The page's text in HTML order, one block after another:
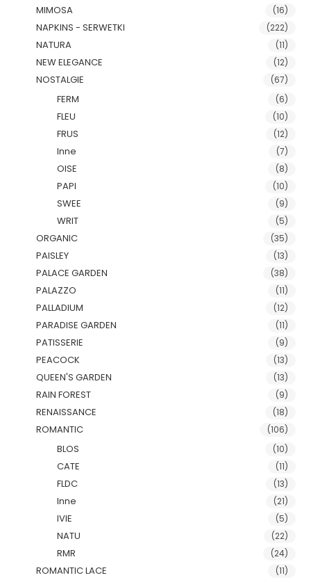
MIMOSA (16)
NAPKINS - SERWETKI (222)
NATURA (11)
NEW ELEGANCE (12)
NOSTALGIE (67)
FERM (6)
FLEU (10)
FRUS (12)
Inne (7)
OISE (8)
PAPI (10)
SWEE (9)
WRIT (5)
ORGANIC (35)
PAISLEY (13)
PALACE GARDEN (38)
PALAZZO (11)
PALLADIUM (12)
PARADISE GARDEN (11)
PATISSERIE (9)
PEACOCK (13)
QUEEN'S GARDEN (13)
RAIN FOREST (9)
RENAISSANCE (18)
ROMANTIC (106)
BLOS (10)
CATE (11)
FLDC (13)
Inne (21)
IVIE (5)
NATU (22)
RMR (24)
ROMANTIC LACE (11)